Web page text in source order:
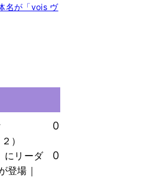
が「vois ヴ
）
0
にリーダ
登場｜
0